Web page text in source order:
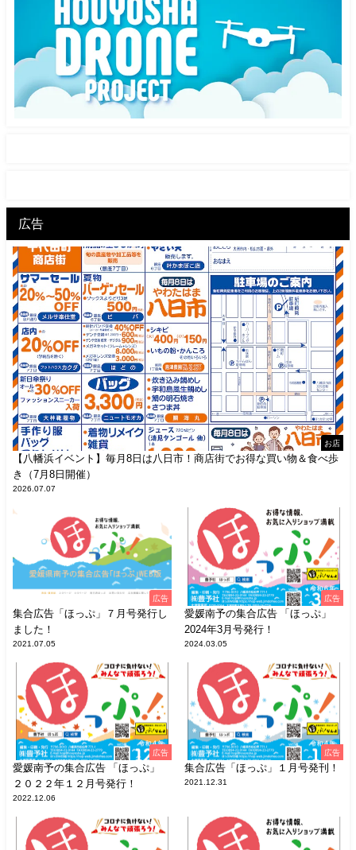
広告
お店
【八幡浜イベント】毎月8日は八日市！商店街でお得な買い物＆食べ歩
き（7月8日開催）
2026.07.07
広告
集合広告「ほっぷ」７月号発行し
ました！
2021.07.05
広告
愛媛南予の集合広告 「ほっぷ」
2024年3月号発行！
2024.03.05
広告
愛媛南予の集合広告 「ほっぷ」
２０２２年１２月号発行！
2022.12.06
広告
集合広告「ほっぷ」１月号発刊！
2021.12.31